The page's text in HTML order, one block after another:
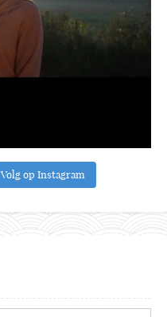
Volg op Instagram